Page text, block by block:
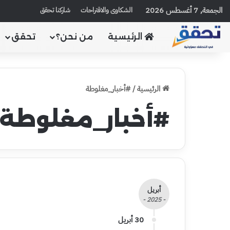
الجمعة, 7 أغسطس 2026 الشكاوى والاقتراحات شاركنا تحقق
الرئيسية من نحن؟ تحقق
الرئيسية/#أخبار_مغلوطة
#أخبار_مغلوطة
أبريل
- 2025 -
30 أبريل